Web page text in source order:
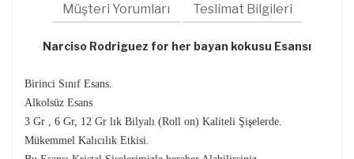
Müşteri Yorumları Teslimat Bilgileri
Narciso Rodriguez for her bayan kokusu Esansı
Birinci Sınıf Esans.
Alkolsüz Esans
3 Gr , 6 Gr, 12 Gr lık Bilyalı (Roll on) Kaliteli Şişelerde.
Mükemmel Kalıcılık Etkisi.